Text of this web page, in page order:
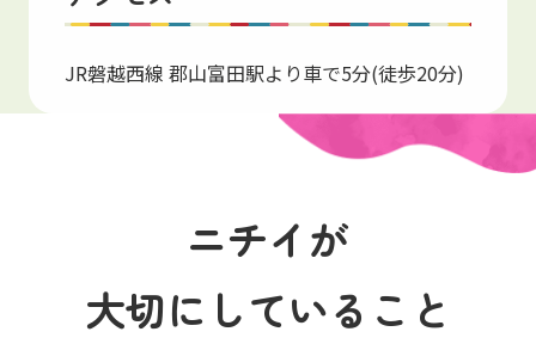
JR磐越西線 郡山富田駅より車で5分(徒歩20分)
ニチイが
大切にしていること